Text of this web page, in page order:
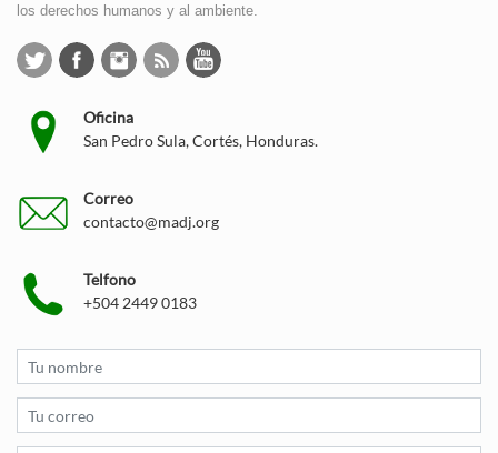
los derechos humanos y al ambiente.
Oficina
San Pedro Sula, Cortés, Honduras.
Correo
contacto@madj.org
Telfono
+504 2449 0183